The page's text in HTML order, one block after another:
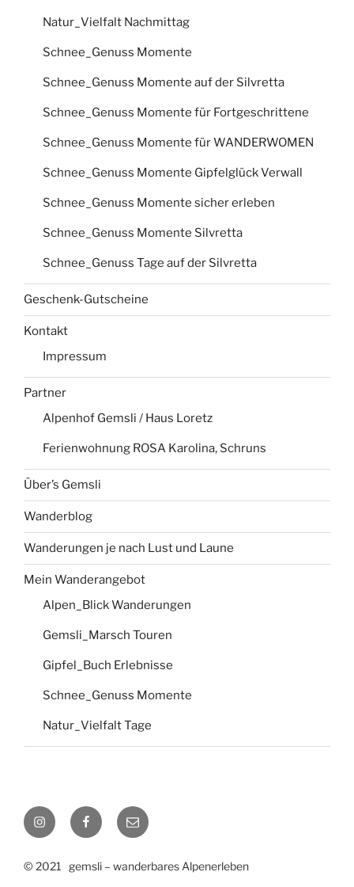
Natur_Vielfalt Nachmittag
Schnee_Genuss Momente
Schnee_Genuss Momente auf der Silvretta
Schnee_Genuss Momente für Fortgeschrittene
Schnee_Genuss Momente für WANDERWOMEN
Schnee_Genuss Momente Gipfelglück Verwall
Schnee_Genuss Momente sicher erleben
Schnee_Genuss Momente Silvretta
Schnee_Genuss Tage auf der Silvretta
Geschenk-Gutscheine
Kontakt
Impressum
Partner
Alpenhof Gemsli / Haus Loretz
Ferienwohnung ROSA Karolina, Schruns
Über’s Gemsli
Wanderblog
Wanderungen je nach Lust und Laune
Mein Wanderangebot
Alpen_Blick Wanderungen
Gemsli_Marsch Touren
Gipfel_Buch Erlebnisse
Schnee_Genuss Momente
Natur_Vielfalt Tage
InstagramFacebook
E-
Mail
© 2021 gemsli – wanderbares Alpenerleben